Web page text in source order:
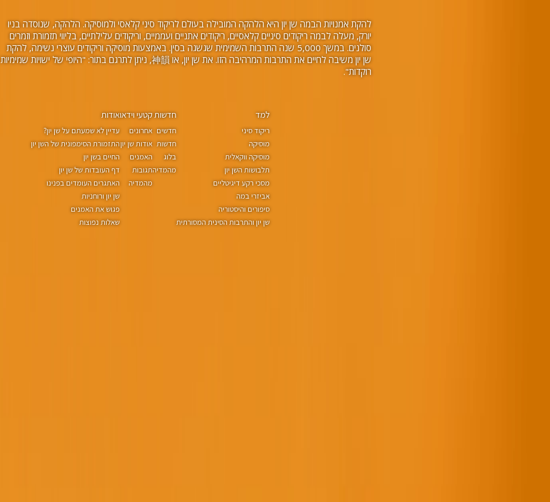
להקת אמנויות הבמה שן יון היא הלהקה המובילה בעולם לריקוד סיני קלאסי ולמוסיקה. הלהקה, שנוסדה בניו
יורק, מעלה לבמה ריקודים סיניים קלאסיים, ריקודים אתניים ועממיים, וריקודים עלילתיים, בליווי תזמורת וזמרים
סולנים. במשך 5,000 שנה התרבות השמימית שגשגה בסין. באמצעות מוסיקה וריקודים עוצרי נשימה, להקת
שן יון משיבה לחיים את התרבות המרהיבה הזו. את שן יון, או 神韻, ניתן לתרגם בתור: "היופי של ישויות שמימיות
רוקדות".
אודות
עדיין לא שמעתם על שן יון?
התזמורת הסימפונית של השן יון
החיים בשן יון
דף העובדות של שן יון
האתגרים העומדים בפנינו
שן יון ורוחניות
פגוש את האמנים
שאלות נפוצות
קטעי וידאו
אחרונים
אודות שן יון
האמנים
תגובות
מהמדיה
חדשות
חדשים
חדשות
בלוג
מהמדיה
למד
ריקוד סיני
מוסיקה
מוסיקה ווקאלית
תלבושות השן יון
מסכי רקע דיגיטליים
אביזרי במה
סיפורים והיסטוריה
שן יון והתרבות הסינית המסורתית